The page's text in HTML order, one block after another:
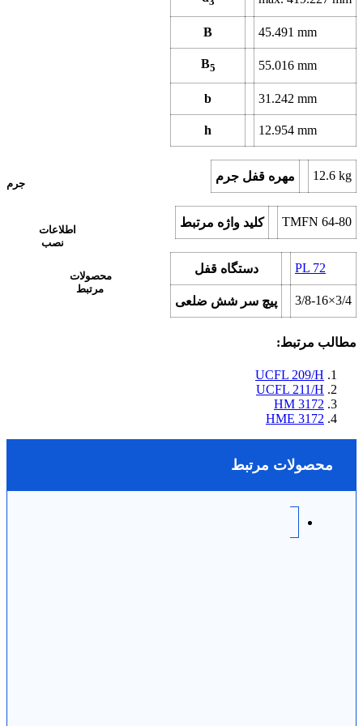
B 45.491 mm
B5 55.016 mm
b 31.242 mm
h 12.954 mm
جرم
مهره قفل جرم 12.6 kg
اطلاعات
نصب
کلید واژه مرتبط TMFN 64-80
محصولات
مرتبط
دستگاه قفل PL 72
پیچ سر شش ضلعی 3/8-16×3/4
مطالب مرتبط:
UCFL 209/H
UCFL 211/H
HM 3172
HME 3172
محصولات مرتبط